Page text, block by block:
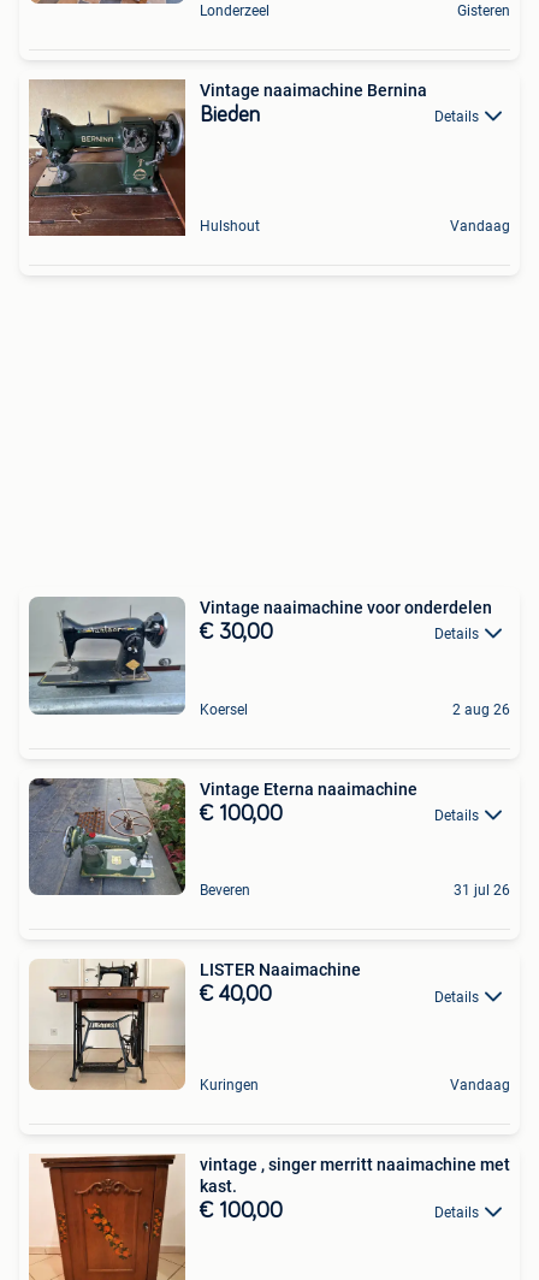
Londerzeel Gisteren
Vintage naaimachine Bernina
Bieden Details
Hulshout Vandaag
Vintage naaimachine voor onderdelen
€ 30,00 Details
Koersel 2 aug 26
Vintage Eterna naaimachine
€ 100,00 Details
Beveren 31 jul 26
LISTER Naaimachine
€ 40,00 Details
Kuringen Vandaag
vintage , singer merritt naaimachine met
kast.
€ 100,00 Details